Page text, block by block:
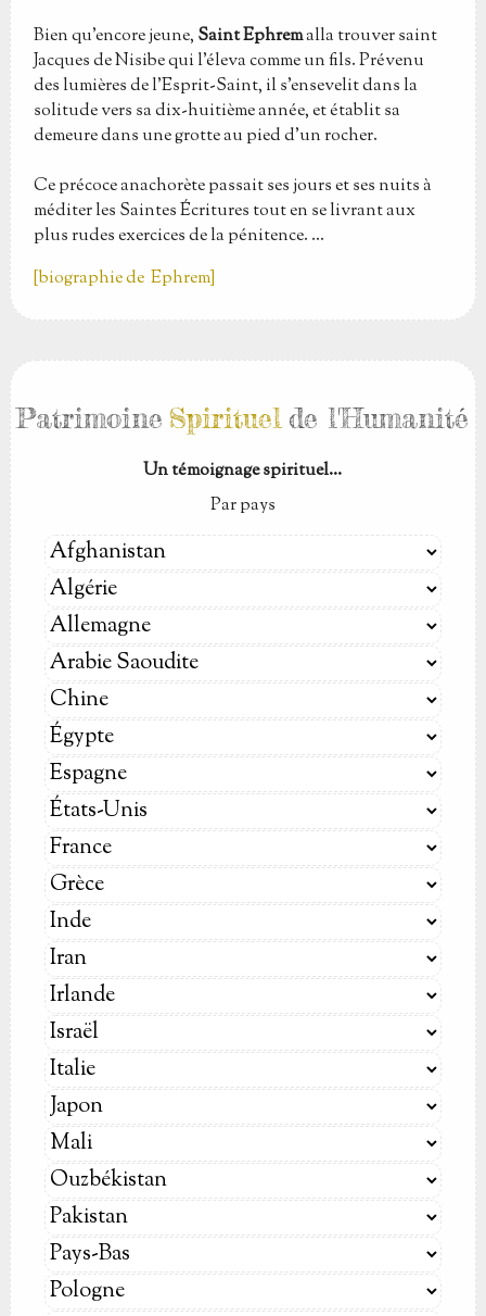
Bien qu'encore jeune, Saint Ephremalla trouver saint
Jacques de Nisibe qui l'éleva comme un fils. Prévenu
des lumières de l'Esprit-Saint, il s'ensevelit dans la
solitude vers sa dix-huitième année, et établit sa
demeure dans une grotte au pied d'un rocher.
Ce précoce anachorète passait ses jours et ses nuits à
méditer les Saintes Écritures tout en se livrant aux
plus rudes exercices de la pénitence. ...
[biographie de Ephrem]
Patrimoine Spirituel de l'Humanité
Un témoignage spirituel...
Par pays